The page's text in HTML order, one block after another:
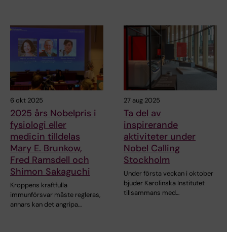
6 okt 2025
2025 års Nobelpris i
fysiologi eller
medicin tilldelas
Mary E. Brunkow,
Fred Ramsdell och
Shimon Sakaguchi
Kroppens kraftfulla
immunförsvar måste regleras,
annars kan det angripa…
27 aug 2025
Ta del av
inspirerande
aktiviteter under
Nobel Calling
Stockholm
Under första veckan i oktober
bjuder Karolinska Institutet
tillsammans med…